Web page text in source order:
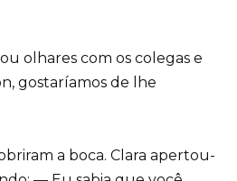
olhares com os colegas e
gostaríamos de lhe
a boca. Clara apertou-